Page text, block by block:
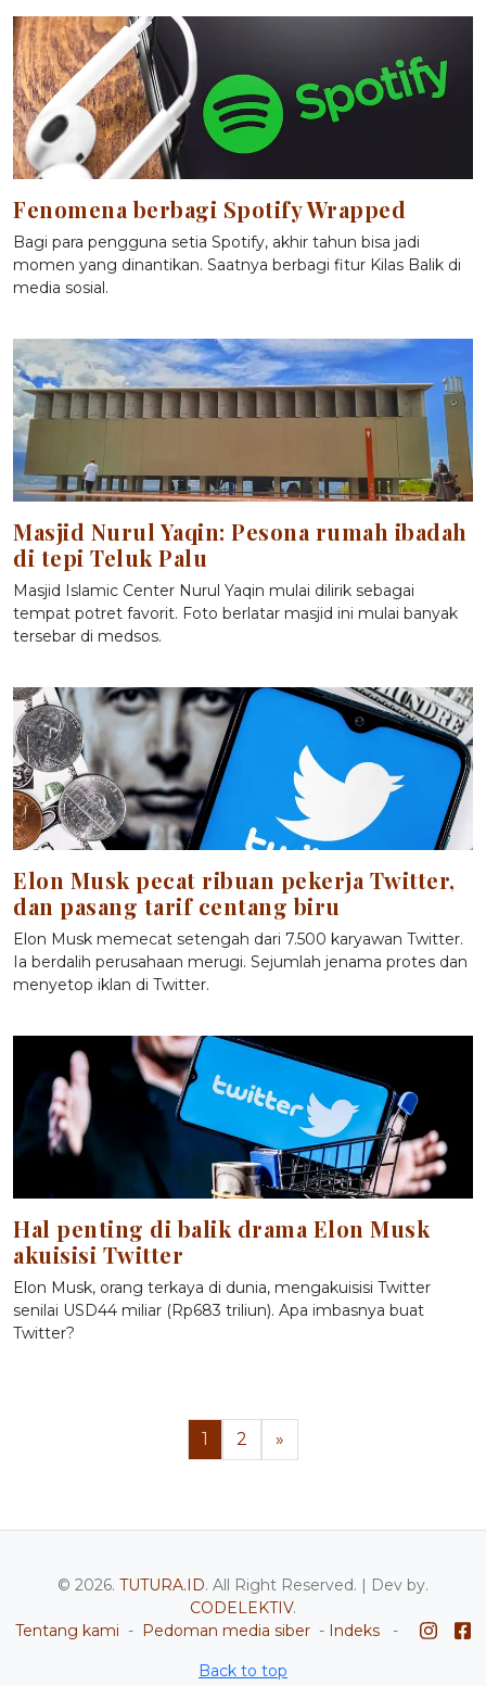
Fenomena berbagi Spotify Wrapped
Bagi para pengguna setia Spotify, akhir tahun bisa jadi
momen yang dinantikan. Saatnya berbagi fitur Kilas Balik di
media sosial.
Masjid Nurul Yaqin: Pesona rumah ibadah
di tepi Teluk Palu
Masjid Islamic Center Nurul Yaqin mulai dilirik sebagai
tempat potret favorit. Foto berlatar masjid ini mulai banyak
tersebar di medsos.
Elon Musk pecat ribuan pekerja Twitter,
dan pasang tarif centang biru
Elon Musk memecat setengah dari 7.500 karyawan Twitter.
Ia berdalih perusahaan merugi. Sejumlah jenama protes dan
menyetop iklan di Twitter.
Hal penting di balik drama Elon Musk
akuisisi Twitter
Elon Musk, orang terkaya di dunia, mengakuisisi Twitter
senilai USD44 miliar (Rp683 triliun). Apa imbasnya buat
Twitter?
1 2 »
© 2026. TUTURA.ID. All Right Reserved. | Dev by.
CODELEKTIV.
Tentang kami - Pedoman media siber - Indeks -
Back to top